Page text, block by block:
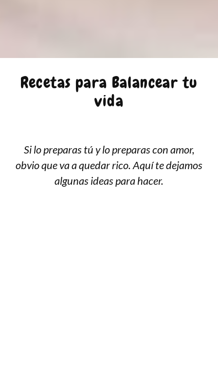
Recetas para Balancear tu
vida
Si lo preparas tú y lo preparas con amor,
obvio que va a quedar rico. Aquí te dejamos